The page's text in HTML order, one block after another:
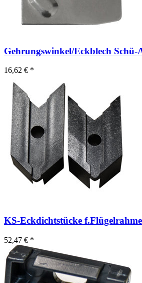
Gehrungswinkel/Eckblech Schü-
16,62 € *
KS-Eckdichtstücke
52,47 € *